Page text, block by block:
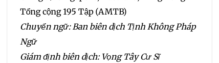
Tổng cộng 195 Tập (AMTB)
Chuyển ngữ: Ban biên dịch Tịnh Không Pháp
Ngữ
Giám định biên dịch: Vọng Tây Cư Sĩ